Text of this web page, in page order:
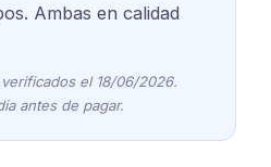
Ambas en calidad
el 18/06/2026.
antes de pagar.